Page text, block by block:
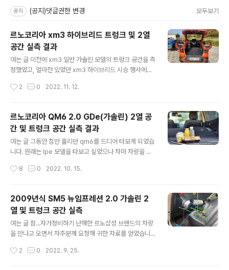
공지 (공지)댓글권한 변경 모두보기
르노코리아 xm3 하이브리드 트렁크 및 2열
공간 실측 결과
여는 글 이전에 xm3 일반 가솔린 모델의 트렁크 공간을 측
정했었고, 얼마전 있었던 xm3 하이브리드 시승 행사에서
노코리아에서는 xm3의 일반 가솔린 모델과 하이브리드
를 해보면 일반 가솔린 모델 513리터, 하이브리드 모델 4
87리터로 26리터가 줄었음을 명기하고 있습니다. 대충 2
리터 물통 13개이니 아주 큰 차이는 아닌 것 같죠? 제가 이
번에 줄자를 들고 측정을 해본 결과를 공유해드리도록 하
겠습니다. 1. xm3 하이브리드 2열 공간 실측 결과 헤드룸
프룸(시트 자체) :42cm 레그룸(최소, 1열시트 90도 최대
2 0 2022. 11. 12.
르노코리아 QM6 2.0 GDe(가솔린) 2열 공
간 및 트렁크 공간 실측 결과
여는 글 그동안 침만 흘리던 qm6를 드디어 타보게 되었습
니다. 원래는 lpe 모델을 타보고 싶었으나 차마 차량을 구
네요. 이미 디젤 버전과 LPG 버전의 트렁크 크기를 실측했
이고 LPG 버전만 트렁크 하단의 봄베 때문에 높이만 조금
차이가 날 것이긴 하지만 그 당시 2열 공간에 대한 실측은
진행한 바가 없기 때문에 이번에 같이 측정을 하게 되었네
요. 오랜만에 suv를 타다보니 세단에선 도전할 수 없는 낭
만을 즐겨보며 그 결과를 확인해보도록 하겠습니다. QM6
4cm 2열 공간 헤드룸(시트↔천장) : 91cm 2열 공간 히
8 0 2022. 10. 15.
2009년식 SM5 뉴임프레션 2.0 가솔린 2
열 및 트렁크 공간 실측
여는 글 참...자가정비하기 난해한 르노삼성 브랜드의 차량
을 만나고 오면서 차주분께 요청해 귀한 자료를 얻었습니
존할 수 밖에 없죠. 차량은 2009년식으로 우리에게 sm5
2 0 2022. 9. 25.